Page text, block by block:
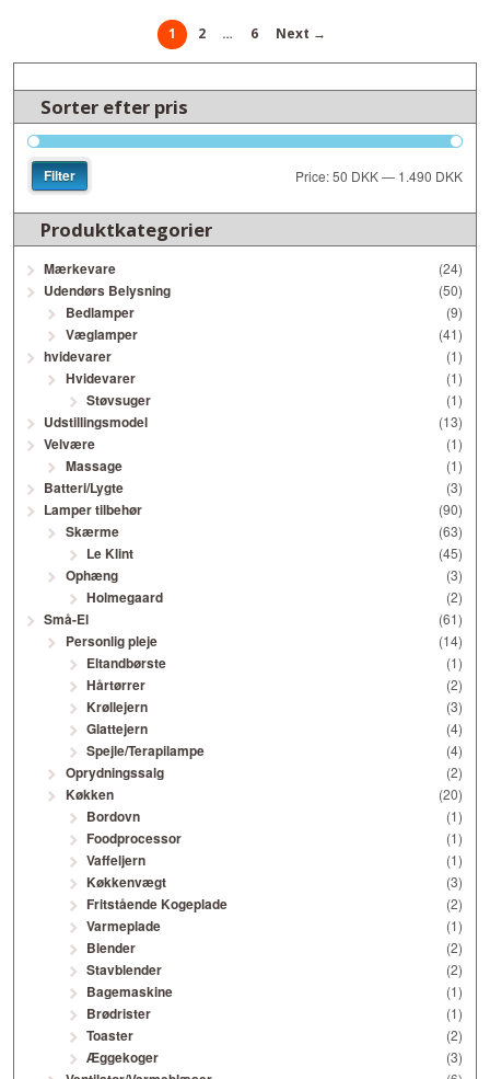
1 2 … 6 Next →
Sorter efter pris
Filter Price:50 DKK— 1.490 DKK
Produktkategorier
Mærkevare (24)
Udendørs Belysning (50)
Bedlamper (9)
Væglamper (41)
hvidevarer (1)
Hvidevarer (1)
Støvsuger (1)
Udstillingsmodel (13)
Velvære (1)
Massage (1)
Batteri/Lygte (3)
Lamper tilbehør (90)
Skærme (63)
Le Klint (45)
Ophæng (3)
Holmegaard (2)
Små-El (61)
Personlig pleje (14)
Eltandbørste (1)
Hårtørrer (2)
Krøllejern (3)
Glattejern (4)
Spejle/Terapilampe (4)
Oprydningssalg (2)
Køkken (20)
Bordovn (1)
Foodprocessor (1)
Vaffeljern (1)
Køkkenvægt (3)
Fritstående Kogeplade (2)
Varmeplade (1)
Blender (2)
Stavblender (2)
Bagemaskine (1)
Brødrister (1)
Toaster (2)
Æggekoger (3)